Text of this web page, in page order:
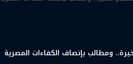
ومطالب بإنصاف الكفاءات المصرية